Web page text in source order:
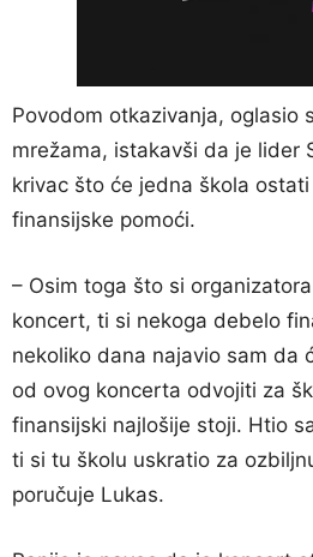
Povodom otkazivanja, oglasio
mrežama, istakavši da je lider
krivac što će jedna škola
finansijske pomoći.
– Osim toga što si
koncert, ti si nekoga debelo
nekoliko dana najavio sam da
od ovog koncerta odvojiti za
finansijski najlošije stoji. Htio
ti si tu školu uskratio za
poručuje Lukas.